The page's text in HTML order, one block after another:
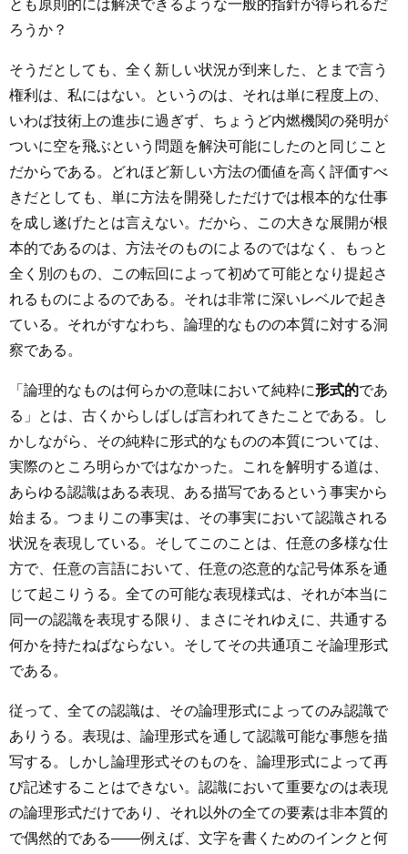
とも原則的には解決できるような一般的指針が得られるだ
ろうか？
そうだとしても、全く新しい状況が到来した、とまで言う
権利は、私にはない。というのは、それは単に程度上の、
いわば技術上の進歩に過ぎず、ちょうど内燃機関の発明が
ついに空を飛ぶという問題を解決可能にしたのと同じこと
だからである。どれほど新しい方法の価値を高く評価すべ
きだとしても、単に方法を開発しただけでは根本的な仕事
を成し遂げたとは言えない。だから、この大きな展開が根
本的であるのは、方法そのものによるのではなく、もっと
全く別のもの、この転回によって初めて可能となり提起さ
れるものによるのである。それは非常に深いレベルで起き
ている。それがすなわち、論理的なものの本質に対する洞
察である。
「論理的なものは何らかの意味において純粋に形式的であ
る」とは、古くからしばしば言われてきたことである。し
かしながら、その純粋に形式的なものの本質については、
実際のところ明らかではなかった。これを解明する道は、
あらゆる認識はある表現、ある描写であるという事実から
始まる。つまりこの事実は、その事実において認識される
状況を表現している。そしてこのことは、任意の多様な仕
方で、任意の言語において、任意の恣意的な記号体系を通
じて起こりうる。全ての可能な表現様式は、それが本当に
同一の認識を表現する限り、まさにそれゆえに、共通する
何かを持たねばならない。そしてその共通項こそ論理形式
である。
従って、全ての認識は、その論理形式によってのみ認識で
ありうる。表現は、論理形式を通して認識可能な事態を描
写する。しかし論理形式そのものを、論理形式によって再
び記述することはできない。認識において重要なのは表現
の論理形式だけであり、それ以外の全ての要素は非本質的
で偶然的である――例えば、文字を書くためのインクと何